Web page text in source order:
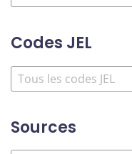
Codes JEL
Sources